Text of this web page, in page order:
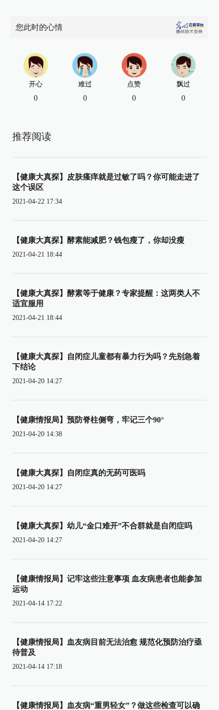
您此时的心情
开心
0
难过
0
点赞
0
飘过
0
推荐阅读
【健康大真探】皮肤瘙痒就是过敏了吗？你可能走进了
这个误区
2021-04-22 17:34
【健康大真探】酵素能减肥？钱包瘦了，你却没瘦
2021-04-21 18:44
【健康大真探】酵素等于健康？专家提醒：这两类人不
适宜服用
2021-04-21 18:44
【健康大真探】自闭症儿童都有暴力行为吗？先别急着
下结论
2021-04-20 14:27
【健康情报局】预防脊柱侧弯，牢记三个90°
2021-04-20 14:38
【健康大真探】自闭症真的无药可医吗
2021-04-20 14:27
【健康大真探】幼儿“金口难开”不合群就是自闭症吗
2021-04-20 14:27
【健康情报局】记牢这些注意事项 血友病患者也能参加
运动
2021-04-14 17:22
【健康情报局】血友病目前无法治愈 规范化预防治疗亟
待普及
2021-04-14 17:18
【健康情报局】血友病“重男轻女”？做这些检查可以确